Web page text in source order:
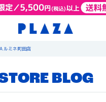
ルミネ町田店
BLOG